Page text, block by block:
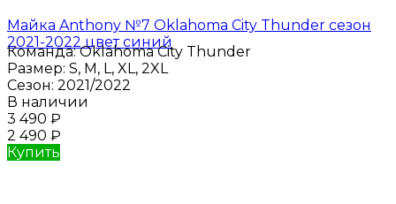
Майка Anthony №7 Oklahoma City Thunder сезон
2021-2022 цвет синий
Команда:Oklahoma City Thunder
Размер: S, M, L, XL, 2XL
Сезон: 2021/2022
В наличии
3 490 ₽
2 490 ₽
Купить